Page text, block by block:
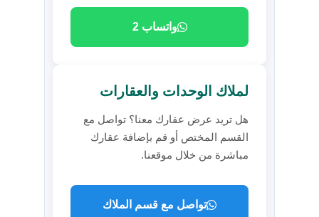
واتساب 2
لملاك الوحدات والعقارات
هل تريد عرض عقارك معنا؟ تواصل مع
القسم المختص أو قم بإضافة عقارك
مباشرة من خلال موقعنا.
تواصل مع قسم الملاك